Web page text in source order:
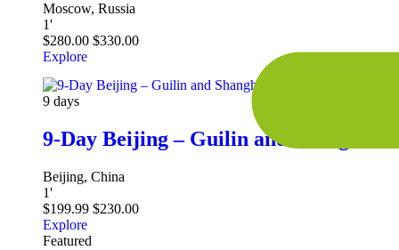
Moscow, Russia
1'
$280.00 $330.00
Explore
9 days
9-Day Beijing – Guilin and Shanghai
Beijing, China
1'
$199.99 $230.00
Explore
Featured